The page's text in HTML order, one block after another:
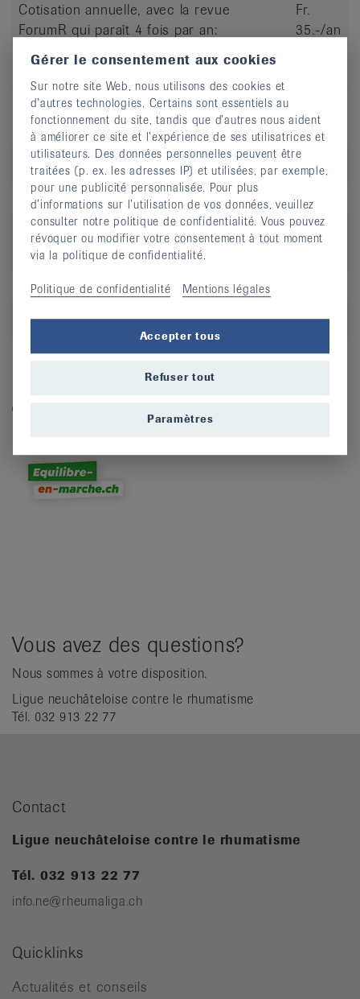
Cotisation annuelle, avec la revue
ForumR qui paraît 4 fois par an:
Fr.
35.-/an
Dates du cours
Jour
lu
Heure
10:00 - 11:00
Adresse
Ecole de danse Hélène Cazes, Allée
des Erables 4
CP
2053
Lieu
Cernier
S’inscrire
entraînez la force, l’équilibre et la dynamique et prévenez
Vous avez des questions?
Nous sommes à votre disposition.
Ligue neuchâteloise contre le rhumatisme
Tél. 032 913 22 77
Contact
Ligue neuchâteloise contre le rhumatisme
Tél. 032 913 22 77
info.ne@rheumaliga.ch
Quicklinks
Actualités et conseils
Gérer le consentement aux cookies
Sur notre site Web, nous utilisons des cookies et
d’autres technologies. Certains sont essentiels au
fonctionnement du site, tandis que d’autres nous aident
à améliorer ce site et l’expérience de ses utilisatrices et
utilisateurs. Des données personnelles peuvent être
traitées (p. ex. les adresses IP) et utilisées, par exemple,
pour une publicité personnalisée. Pour plus
d’informations sur l’utilisation de vos données, veuillez
consulter notre politique de confidentialité. Vous pouvez
révoquer ou modifier votre consentement à tout moment
via la politique de confidentialité.
Politique de confidentialité Mentions légales
Accepter tous
Refuser tout
Paramètres